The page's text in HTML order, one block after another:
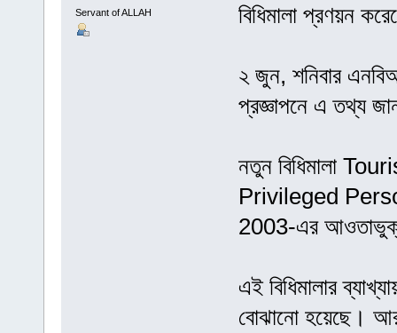
Servant of ALLAH
বিধিমালা প্রণয়ন
২ জুন, শনিবার
প্রজ্ঞাপনে এ তথ্য
নতুন বিধিমালা
Privileged
2003-এর আওতাভুক্ত
এই বিধিমালার
বোঝানো হয়েছে।